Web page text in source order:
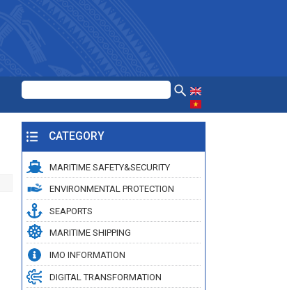
CATEGORY
MARITIME SAFETY&SECURITY
ENVIRONMENTAL PROTECTION
SEAPORTS
MARITIME SHIPPING
IMO INFORMATION
DIGITAL TRANSFORMATION